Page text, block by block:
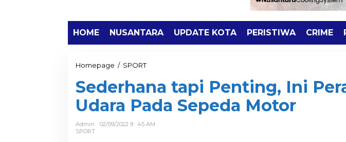
HOME NUSANTARA UPDATE KOTA PERISTIWA CRIME
Homepage / SPORT
Sederhana tapi Penting, Ini
Udara Pada Sepeda Motor
Admin
02/09/2022 9 : 45 AM
SPORT